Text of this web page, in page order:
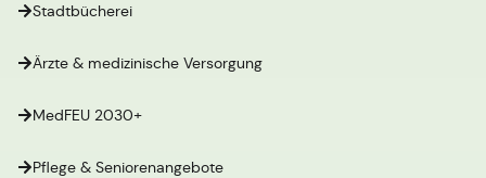
Stadtbücherei
Ärzte & medizinische Versorgung
MedFEU 2030+
Pflege & Seniorenangebote